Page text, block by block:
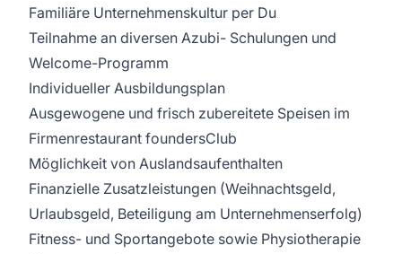
Familiäre Unternehmenskultur per Du
Teilnahme an diversen Azubi- Schulungen und
Welcome-Programm
Individueller Ausbildungsplan
Ausgewogene und frisch zubereitete Speisen im
Firmenrestaurant foundersClub
Möglichkeit von Auslandsaufenthalten
Finanzielle Zusatzleistungen (Weihnachtsgeld,
Urlaubsgeld, Beteiligung am Unternehmenserfolg)
Fitness- und Sportangebote sowie Physiotherapie